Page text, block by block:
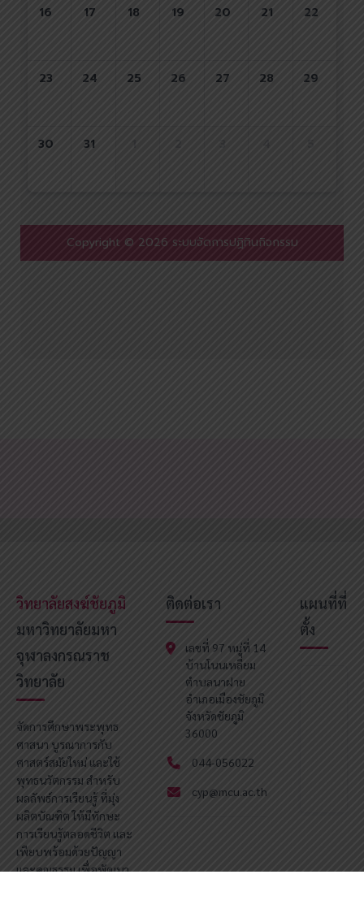
วิทยาลัยสงฆ์ชัยภูมิ
มหาวิทยาลัยมหา
จุฬาลงกรณราช
วิทยาลัย
จัดการศึกษาพระพุทธ
ศาสนา บูรณาการกับ
ศาสตร์สมัยใหม่ และใช้
พุทธนวัตกรรม สำหรับ
ผลลัพธ์การเรียนรู้ ที่มุ่ง
ผลิตบัณฑิต ให้มีทักษะ
การเรียนรู้ตลอดชีวิต และ
เพียบพร้อมด้วยปัญญา
และคุณธรรม เพื่อพัฒนา
ติดต่อเรา
เลขที่ 97 หมู่ที่ 14
บ้านโนนเหลี่ยม
ตำบลนาฝาย
อำเภอเมืองชัยภูมิ
จังหวัดชัยภูมิ
36000
044-056022
cyp@mcu.ac.th
แผนที่ที่
ตั้ง